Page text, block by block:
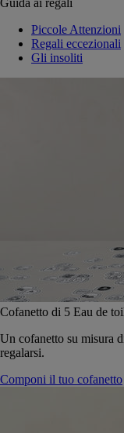
Piccole Attenzioni
Regali eccezionali
Gli insoliti
Cofanetto di 5 Eau de
Un cofanetto su misura
regalarsi.
Componi il tuo cofanetto